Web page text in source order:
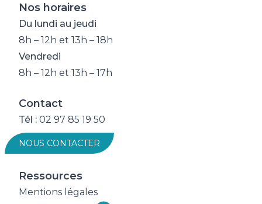
Nos horaires
Du lundi au jeudi
8h – 12h et 13h – 18h
Vendredi
8h – 12h et 13h – 17h
Contact
Tél : 02 97 85 19 50
NOUS CONTACTER
Ressources
Mentions légales